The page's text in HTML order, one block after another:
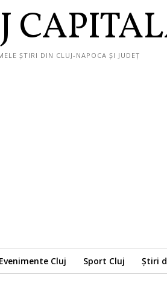
ȘTIRI DIN CLUJ-NAPOCA ȘI JUDEȚ
Evenimente Cluj Sport Cluj Știri